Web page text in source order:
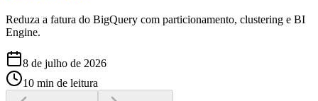
Reduza a fatura do BigQuery com particionamento, clustering e BI
Engine.
8 de julho de 2026
10 min de leitura